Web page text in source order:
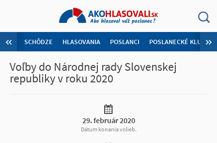
SCHÔDZE HLASOVANIA POSLANCI POSLANECKÉ KLUBY
Voľby do Národnej rady Slovenskej
republiky v roku 2020
29. február 2020
Dátum konania volieb.